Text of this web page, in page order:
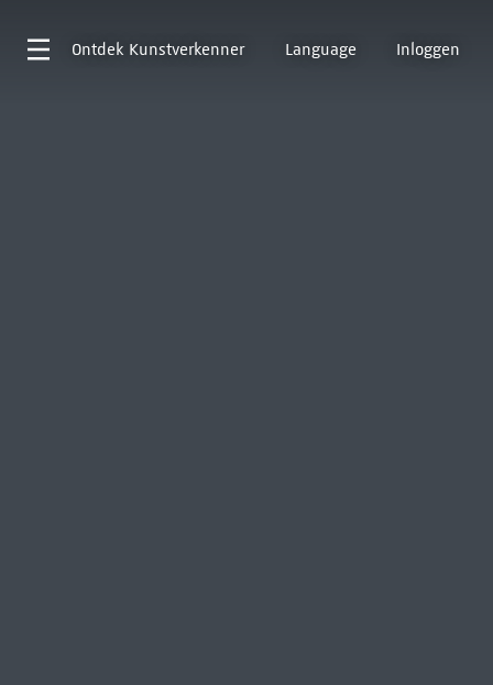
Ontdek Kunstverkenner Language Inloggen